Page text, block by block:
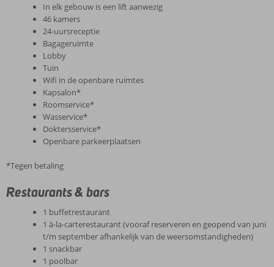
In elk gebouw is een lift aanwezig
46 kamers
24-uursreceptie
Bagageruimte
Lobby
Tuin
Wifi in de openbare ruimtes
Kapsalon*
Roomservice*
Wasservice*
Doktersservice*
Openbare parkeerplaatsen
*Tegen betaling
Restaurants & bars
1 buffetrestaurant
1 à-la-carterestaurant (vooraf reserveren en geopend van juni
t/m september afhankelijk van de weersomstandigheden)
1 snackbar
1 poolbar